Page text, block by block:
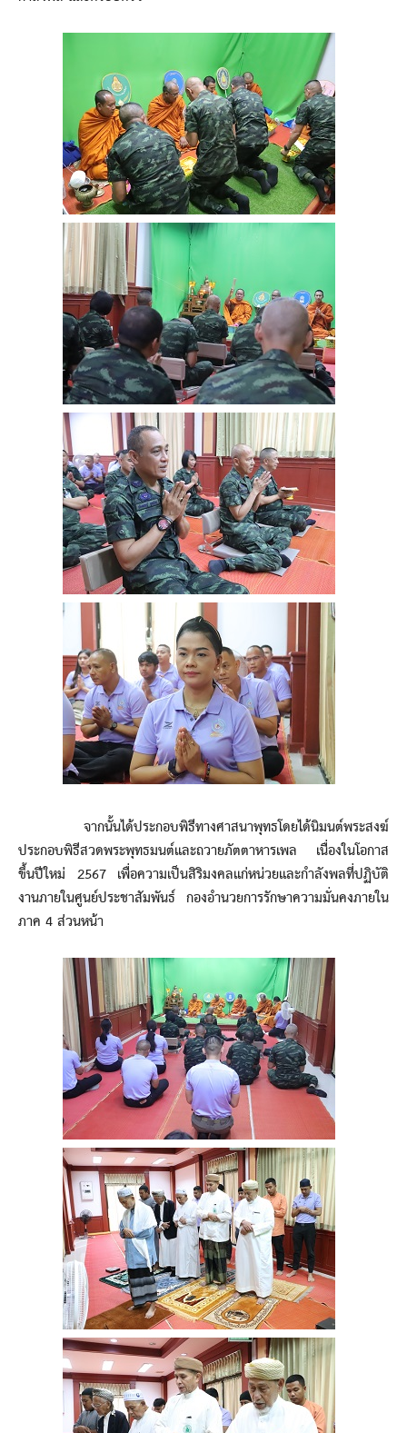
จากนั้นได้ประกอบพิธีทางศาสนาพุทธโดยได้นิมนต์พระสงฆ์
ประกอบพิธีสวดพระพุทธมนต์และถวายภัตตาหารเพล เนื่องในโอกาส
ขึ้นปีใหม่ 2567 เพื่อความเป็นสิริมงคลแก่หน่วยและกำลังพลที่ปฏิบัติ
งานภายในศูนย์ประชาสัมพันธ์ กองอำนวยการรักษาความมั่นคงภายใน
ภาค 4 ส่วนหน้า